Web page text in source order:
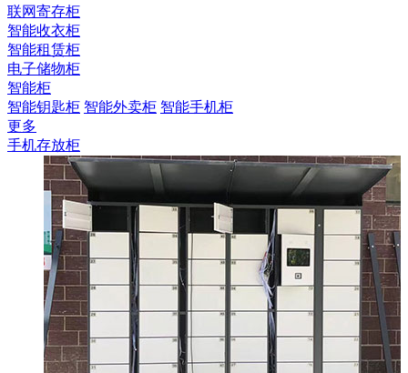
联网寄存柜
智能收衣柜
智能租赁柜
电子储物柜
智能柜
智能钥匙柜 智能外卖柜 智能手机柜
更多
手机存放柜